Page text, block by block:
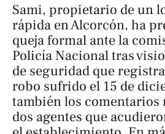
Sami, propietario de un
rápida en Alcorcón, ha
queja formal ante la
Policía Nacional tras
de seguridad que
robo sufrido el 15 de
también los comentarios
dos agentes que